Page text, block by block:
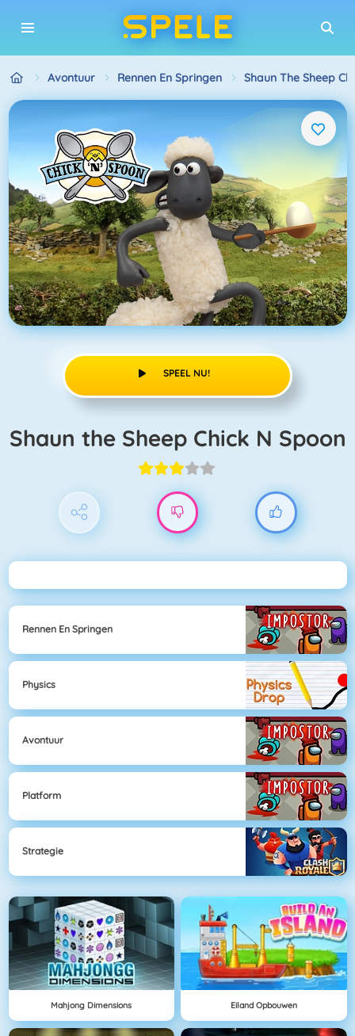
Avontuur Rennen En Springen Shaun The Sheep
SPEEL NU!
Shaun the Sheep Chick N Spoon
Rennen En Springen
Physics
Avontuur
Platform
Strategie
Mahjong Dimensions Eiland Opbouwen